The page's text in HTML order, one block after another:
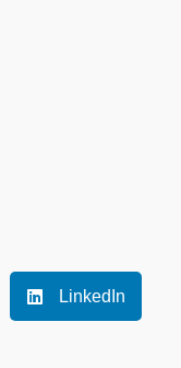
LinkedIn